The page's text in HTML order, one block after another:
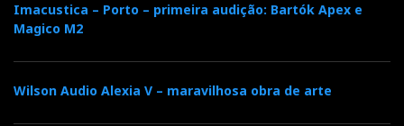
Imacustica – Porto – primeira audição: Bartók Apex e
Magico M2
Wilson Audio Alexia V – maravilhosa obra de arte